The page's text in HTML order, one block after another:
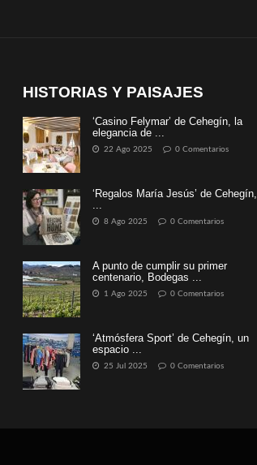
HISTORIAS Y PAISAJES
‘Casino Felymar’ de Cehegín, la
elegancia de ...
22 Ago 2025 0 Comentarios
‘Regalos María Jesús’ de Cehegín,
...
8 Ago 2025 0 Comentarios
A punto de cumplir su primer
centenario, Bodegas ...
1 Ago 2025 0 Comentarios
‘Atmósfera Sport’ de Cehegín, un
espacio ...
25 Jul 2025 0 Comentarios